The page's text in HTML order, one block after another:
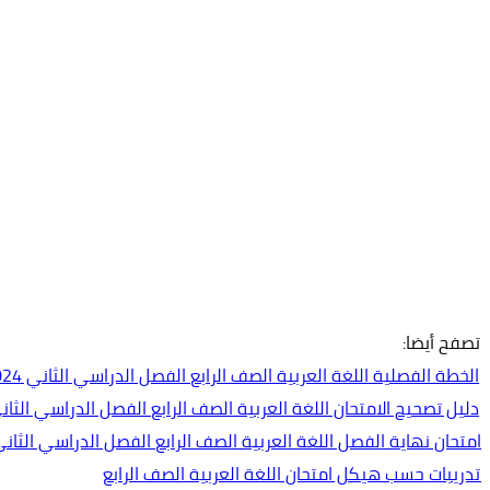
تصفح أيضا:
الخطة الفصلية اللغة العربية الصف الرابع الفصل الدراسي الثاني 2024-2025
دليل تصحيح الامتحان اللغة العربية الصف الرابع الفصل الدراسي الثاني 2023-
امتحان نهاية الفصل اللغة العربية الصف الرابع الفصل الدراسي الثاني 2023-
تدريبات حسب هيكل امتحان اللغة العربية الصف الرابع